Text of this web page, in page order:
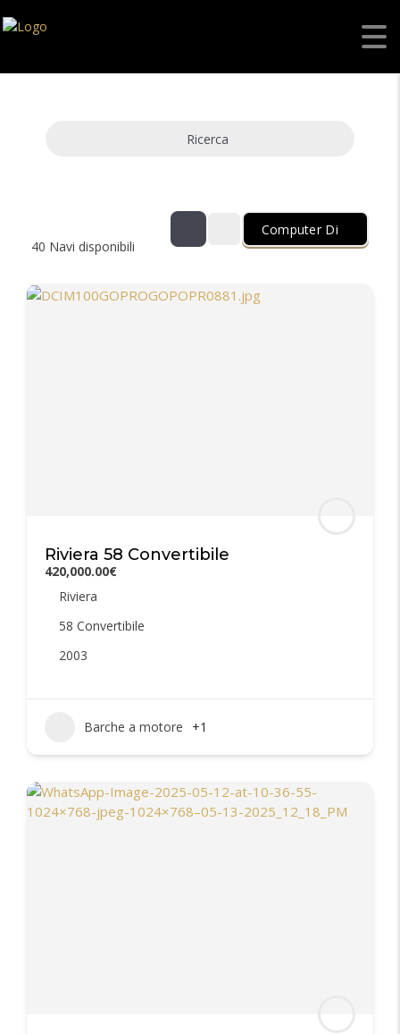
Ricerca
40 Navi disponibili
Computer Di
Riviera 58 Convertibile
420,000.00€
Riviera
58 Convertibile
2003
Barche a motore +1